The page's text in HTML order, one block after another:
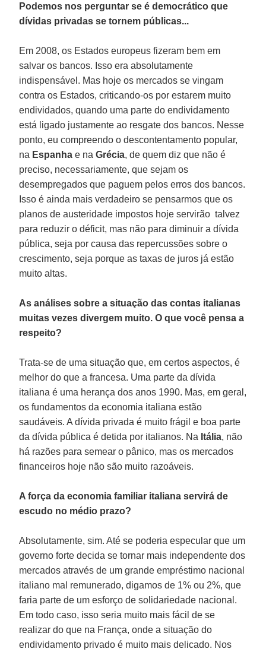
Podemos nos perguntar se é democrático que
dívidas privadas se tornem públicas...
Em 2008, os Estados europeus fizeram bem em
salvar os bancos. Isso era absolutamente
indispensável. Mas hoje os mercados se vingam
contra os Estados, criticando-os por estarem muito
endividados, quando uma parte do endividamento
está ligado justamente ao resgate dos bancos. Nesse
ponto, eu compreendo o descontentamento popular,
na Espanhae naGrécia, de quem diz que não é
preciso, necessariamente, que sejam os
desempregados que paguem pelos erros dos bancos.
Isso é ainda mais verdadeiro se pensarmos que os
planos de austeridade impostos hoje servirão talvez
para reduzir o déficit, mas não para diminuir a dívida
pública, seja por causa das repercussões sobre o
crescimento, seja porque as taxas de juros já estão
muito altas.
As análises sobre a situação das contas italianas
muitas vezes divergem muito. O que você pensa a
respeito?
Trata-se de uma situação que, em certos aspectos, é
melhor do que a francesa. Uma parte da dívida
italiana é uma herança dos anos 1990. Mas, em geral,
os fundamentos da economia italiana estão
saudáveis. A dívida privada é muito frágil e boa parte
da dívida pública é detida por italianos. Na Itália, não
há razões para semear o pânico, mas os mercados
financeiros hoje não são muito razoáveis.
A força da economia familiar italiana servirá de
escudo no médio prazo?
Absolutamente, sim. Até se poderia especular que um
governo forte decida se tornar mais independente dos
mercados através de um grande empréstimo nacional
italiano mal remunerado, digamos de 1% ou 2%, que
faria parte de um esforço de solidariedade nacional.
Em todo caso, isso seria muito mais fácil de se
realizar do que na França, onde a situação do
endividamento privado é muito mais delicado. Nos